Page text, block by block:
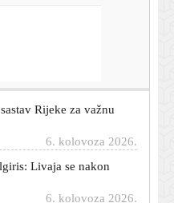
mrežu: Ukrajina pronašla
Livaja se nakon